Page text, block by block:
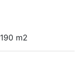
190 m2